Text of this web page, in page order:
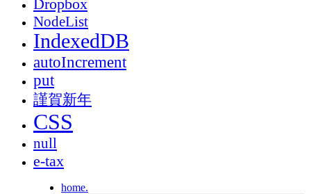
Dropbox
NodeList
IndexedDB
autoIncrement
put
謹賀新年
CSS
null
e-tax
home.